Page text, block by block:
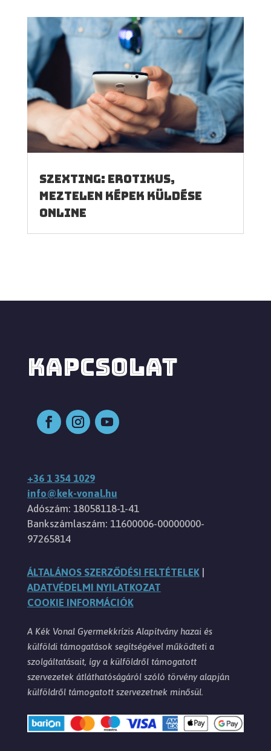
Szexting: erotikus,
meztelen képek küldése
online
KAPCSOLAT
+36 1 354 1029
info@kek-vonal.hu
Adószám: 18058118-1-41
Bankszámlaszám: 11600006-00000000-
97265814
ÁLTALÁNOS SZERZŐDÉSI FELTÉTELEK|
ADATVÉDELMI NYILATKOZAT
COOKIE INFORMÁCIÓK
A Kék Vonal Gyermekkrízis Alapítvány hazai és
külföldi támogatások segítségével működteti a
szolgáltatásait, így a külföldről támogatott
szervezetek átláthatóságáról szóló törvény alapján
külföldről támogatott szervezetnek minősül.